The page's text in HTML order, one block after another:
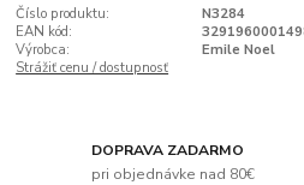
Číslo produktu:
N3284
EAN kód:
Výrobca:
Emile Noel
Strážiť cenu / dostupnosť
DOPRAVA ZADARMO
pri objednávke nad 80€